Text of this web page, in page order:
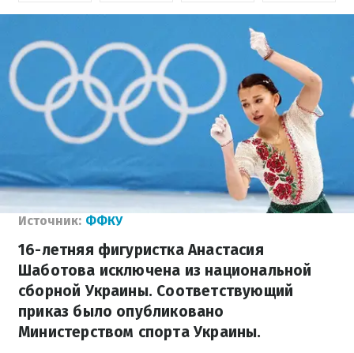
Источник: ФФКУ
16-летняя фигуристка Анастасия
Шаботова исключена из национальной
сборной Украины. Соответствующий
приказ было опубликовано
Министерством спорта Украины.